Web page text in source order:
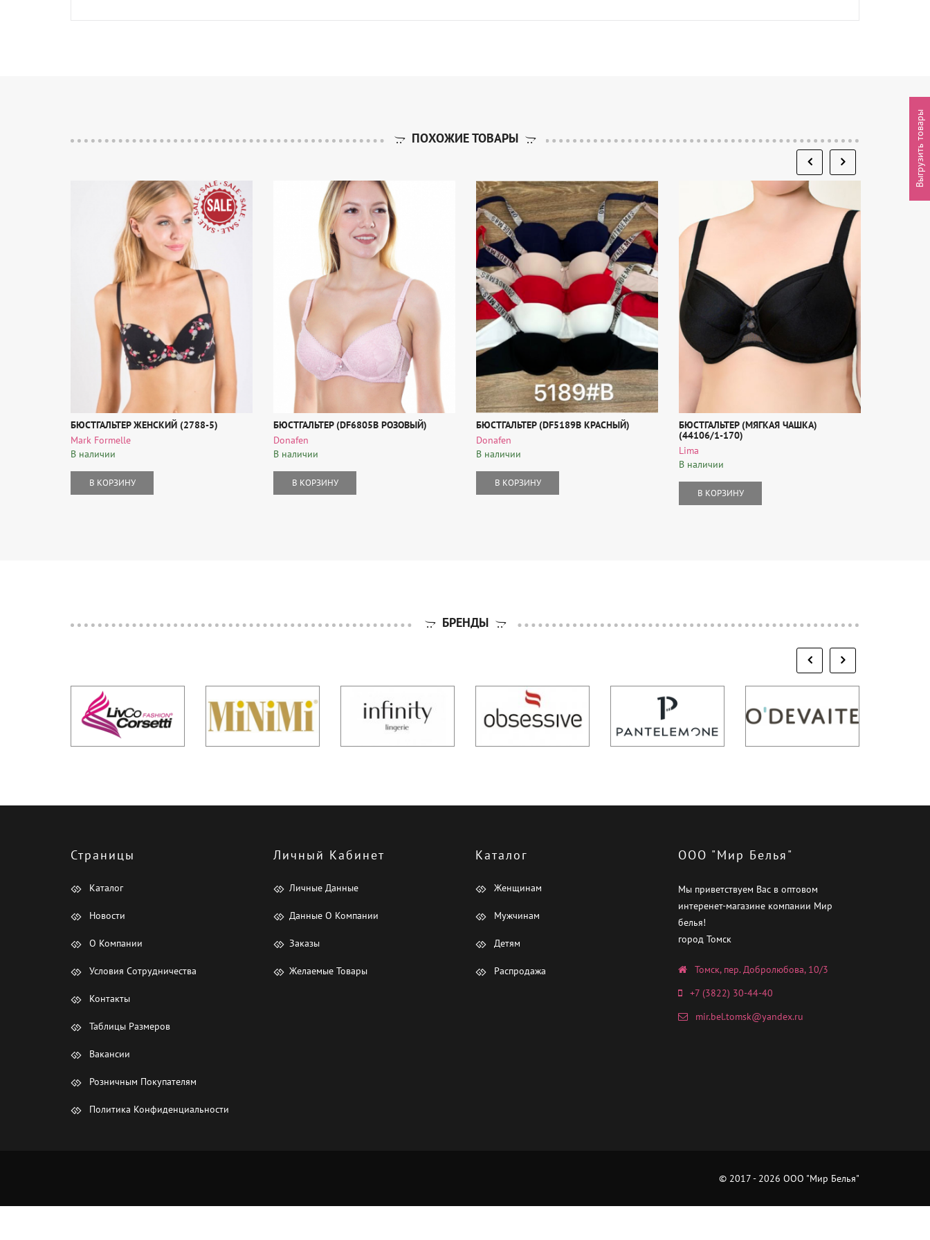
ПОХОЖИЕ ТОВАРЫ
БЮСТГАЛЬТЕР ЖЕНСКИЙ (2788-5)
Mark Formelle
В наличии
В КОРЗИНУ
БЮСТГАЛЬТЕР (DF6805B РОЗОВЫЙ)
Donafen
В наличии
В КОРЗИНУ
БЮСТГАЛЬТЕР (DF5189B КРАСНЫЙ)
Donafen
В наличии
В КОРЗИНУ
БЮСТГАЛЬТЕР (МЯГКАЯ ЧАШКА)
(44106/1-170)
Lima
В наличии
В КОРЗИНУ
БРЕНДЫ
Страницы
Каталог
Новости
О Компании
Условия Сотрудничества
Контакты
Таблицы Размеров
Вакансии
Розничным Покупателям
Политика Конфиденциальности
Личный Кабинет
Личные Данные
Данные О Компании
Заказы
Желаемые Товары
Каталог
Женщинам
Мужчинам
Детям
Распродажа
ООО "Мир Белья"
Мы приветствуем Вас в оптовом
интеренет-магазине компании Мир
белья!
город Томск
Томск, пер. Добролюбова, 10/3
+7 (3822) 30-44-40
mir.bel.tomsk@yandex.ru
© 2017 - 2026 ООО "Мир Белья"
Выгрузить товары